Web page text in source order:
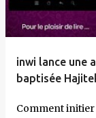
inwi lance une
baptisée
Comment initier